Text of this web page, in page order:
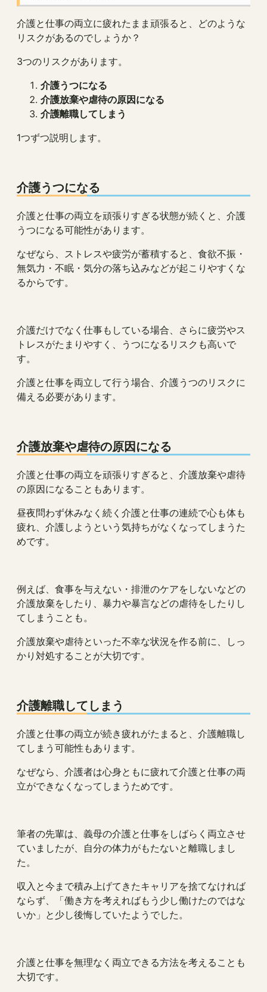
介護と仕事の両立に疲れたまま頑張ると、どのような
リスクがあるのでしょうか？
3つのリスクがあります。
介護うつになる
介護放棄や虐待の原因になる
介護離職してしまう
1つずつ説明します。
介護うつになる
介護と仕事の両立を頑張りすぎる状態が続くと、介護
うつになる可能性があります。
なぜなら、ストレスや疲労が蓄積すると、食欲不振・
無気力・不眠・気分の落ち込みなどが起こりやすくな
るからです。
介護だけでなく仕事もしている場合、さらに疲労やス
トレスがたまりやすく、うつになるリスクも高いで
す。
介護と仕事を両立して行う場合、介護うつのリスクに
備える必要があります。
介護放棄や虐待の原因になる
介護と仕事の両立を頑張りすぎると、介護放棄や虐待
の原因になることもあります。
昼夜問わず休みなく続く介護と仕事の連続で心も体も
疲れ、介護しようという気持ちがなくなってしまうた
めです。
例えば、食事を与えない・排泄のケアをしないなどの
介護放棄をしたり、暴力や暴言などの虐待をしたりし
てしまうことも。
介護放棄や虐待といった不幸な状況を作る前に、しっ
かり対処することが大切です。
介護離職してしまう
介護と仕事の両立が続き疲れがたまると、介護離職し
てしまう可能性もあります。
なぜなら、介護者は心身ともに疲れて介護と仕事の両
立ができなくなってしまうためです。
筆者の先輩は、義母の介護と仕事をしばらく両立させ
ていましたが、自分の体力がもたないと離職しまし
た。
収入と今まで積み上げてきたキャリアを捨てなければ
ならず、「働き方を考えればもう少し働けたのではな
いか」と少し後悔していたようでした。
介護と仕事を無理なく両立できる方法を考えることも
大切です。